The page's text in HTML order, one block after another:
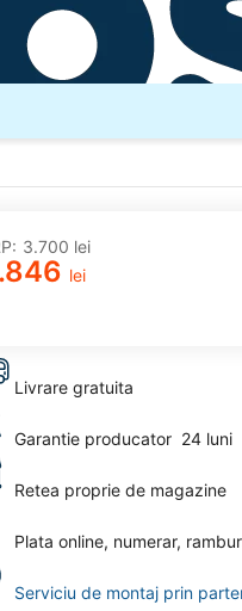
3.700 lei
lei
Livrare gratuita
Garantie producator 24 luni
Retea proprie de magazine
Plata online, numerar,
Serviciu de montaj prin